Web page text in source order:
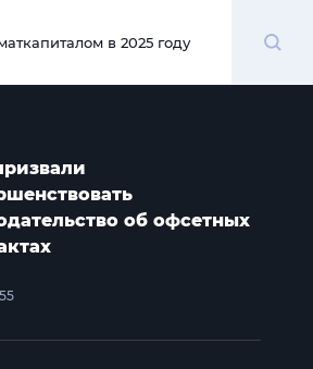
в 2025 году
об офсетных